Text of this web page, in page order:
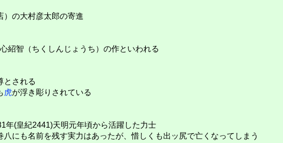
の大村彦太郎の寄進
紹智（ちくしんじょうち）の作といわれる
とされる
虎が浮き彫りされている
年(皇紀2441)天明元年頃から活躍した力士
にも名前を残す実力はあったが、惜しくも出ッ尻で亡くなってしまう